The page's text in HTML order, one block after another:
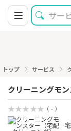
トップ サービス
クリーニングモン
（ - ）